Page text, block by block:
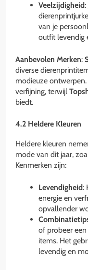
Veelzijdigheid:
van je
outfit levendig
Aanbevolen Merken:
diverse
modieuze ontwerpen.
verfijning, terwijl
biedt.
4.2 Heldere Kleuren
Heldere kleuren
mode van dit jaar,
Kenmerken zijn:
Levendigheid:
energie en
opvallender
of probeer
items. Het
levendig en